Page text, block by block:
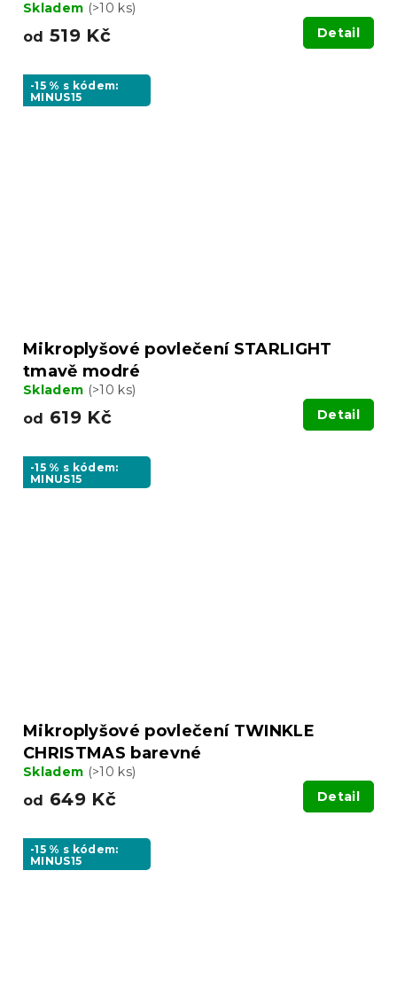
Skladem (>10 ks)
od 519 Kč Detail
-15 % s kódem:
MINUS15
Mikroplyšové povlečení STARLIGHT
tmavě modré
Skladem (>10 ks)
od 619 Kč Detail
-15 % s kódem:
MINUS15
Mikroplyšové povlečení TWINKLE
CHRISTMAS barevné
Skladem (>10 ks)
od 649 Kč Detail
-15 % s kódem:
MINUS15